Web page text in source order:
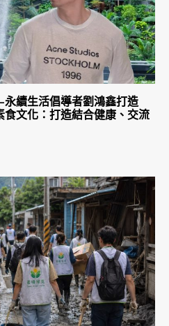
續生活倡導者劉鴻鑫打造
食文化：打造結合健康、交流